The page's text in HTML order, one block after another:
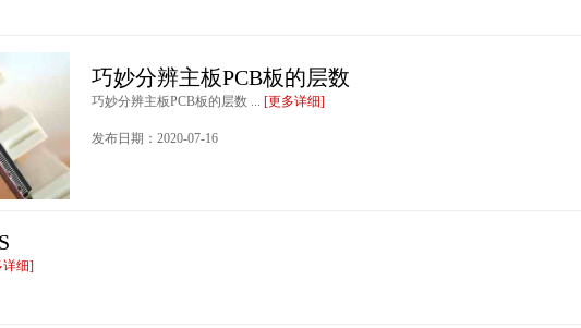
巧妙分辨主板PCB板的层数
巧妙分辨主板PCB板的层数 ... [更多详细]
发布日期：2020-07-16
详细]